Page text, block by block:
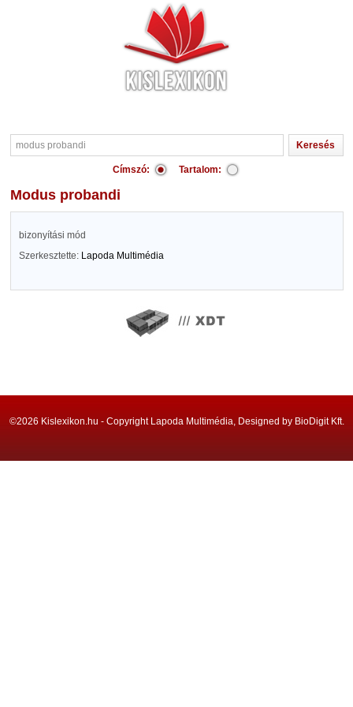
Címszó: Tartalom:
modus probandi
bizonyítási mód
Szerkesztette: Lapoda Multimédia
©2026 Kislexikon.hu - Copyright Lapoda Multimédia, Designed by BioDigit Kft.